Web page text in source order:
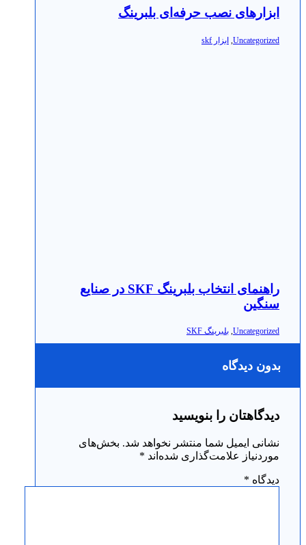
ابزارهای نصب حرفه‌ای بلبرینگ
Uncategorized
, ابزار skf
راهنمای انتخاب بلبرینگ SKF در صنایع
سنگین
Uncategorized
, بلبرینگ SKF
بدون دیدگاه
دیدگاهتان را بنویسید
نشانی ایمیل شما منتشر نخواهد شد. بخش‌های
موردنیاز علامت‌گذاری شده‌اند *
دیدگاه *